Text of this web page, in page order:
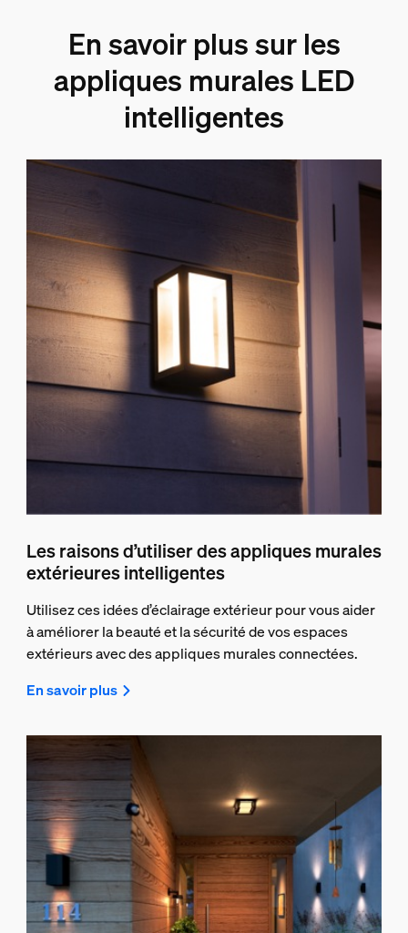
En savoir plus sur les
appliques murales LED
intelligentes
Les raisons d’utiliser des appliques murales
extérieures intelligentes
Utilisez ces idées d’éclairage extérieur pour vous aider
à améliorer la beauté et la sécurité de vos espaces
extérieurs avec des appliques murales connectées.
En savoir plus